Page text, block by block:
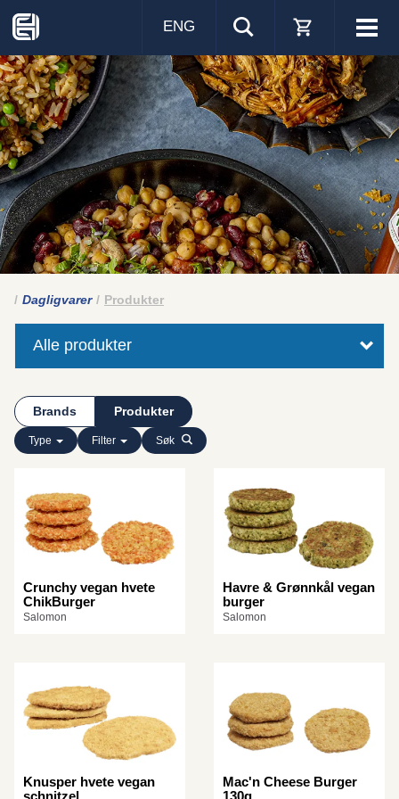
Visa
ENG
Dagligvarer Produkter
Alle produkter
Brands Produkter
Type Filter Søk
Crunchy vegan hvete
ChikBurger
Salomon
Havre & Grønnkål vegan
burger
Salomon
Knusper hvete vegan
schnitzel
Mac'n Cheese Burger
130g